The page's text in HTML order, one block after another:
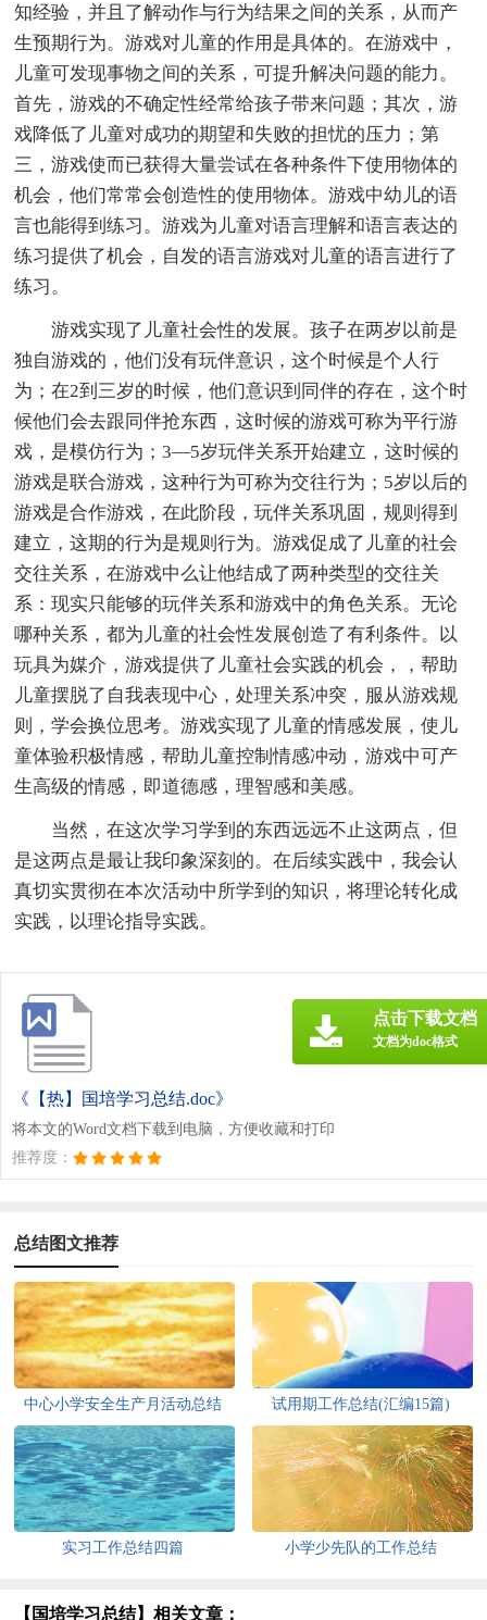
知经验，并且了解动作与行为结果之间的关系，从而产
生预期行为。游戏对儿童的作用是具体的。在游戏中，
儿童可发现事物之间的关系，可提升解决问题的能力。
首先，游戏的不确定性经常给孩子带来问题；其次，游
戏降低了儿童对成功的期望和失败的担忧的压力；第
三，游戏使而已获得大量尝试在各种条件下使用物体的
机会，他们常常会创造性的使用物体。游戏中幼儿的语
言也能得到练习。游戏为儿童对语言理解和语言表达的
练习提供了机会，自发的语言游戏对儿童的语言进行了
练习。
游戏实现了儿童社会性的发展。孩子在两岁以前是
独自游戏的，他们没有玩伴意识，这个时候是个人行
为；在2到三岁的时候，他们意识到同伴的存在，这个时
候他们会去跟同伴抢东西，这时候的游戏可称为平行游
戏，是模仿行为；3—5岁玩伴关系开始建立，这时候的
游戏是联合游戏，这种行为可称为交往行为；5岁以后的
游戏是合作游戏，在此阶段，玩伴关系巩固，规则得到
建立，这期的行为是规则行为。游戏促成了儿童的社会
交往关系，在游戏中么让他结成了两种类型的交往关
系：现实只能够的玩伴关系和游戏中的角色关系。无论
哪种关系，都为儿童的社会性发展创造了有利条件。以
玩具为媒介，游戏提供了儿童社会实践的机会，，帮助
儿童摆脱了自我表现中心，处理关系冲突，服从游戏规
则，学会换位思考。游戏实现了儿童的情感发展，使儿
童体验积极情感，帮助儿童控制情感冲动，游戏中可产
生高级的情感，即道德感，理智感和美感。
当然，在这次学习学到的东西远远不止这两点，但
是这两点是最让我印象深刻的。在后续实践中，我会认
真切实贯彻在本次活动中所学到的知识，将理论转化成
实践，以理论指导实践。
《【热】国培学习总结.doc》
将本文的Word文档下载到电脑，方便收藏和打印
推荐度：
点击下载文档
文档为doc格式
总结图文推荐
中心小学安全生产月活动总结 试用期工作总结(汇编15篇)
实习工作总结四篇 小学少先队的工作总结
【国培学习总结】相关文章：